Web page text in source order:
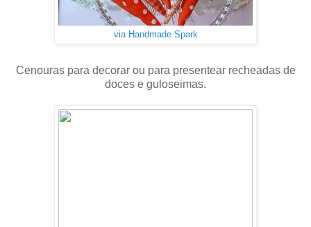
via Handmade Spark
Cenouras para decorar ou para presentear recheadas de
doces e guloseimas.